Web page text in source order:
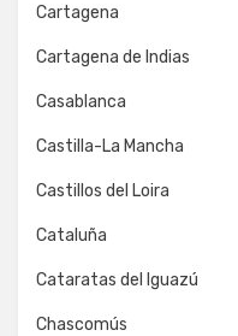
Cartagena
Cartagena de Indias
Casablanca
Castilla-La Mancha
Castillos del Loira
Cataluña
Cataratas del Iguazú
Chascomús